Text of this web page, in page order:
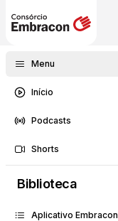
Menu
Início
Podcasts
Shorts
Biblioteca
Aplicativo Embracon